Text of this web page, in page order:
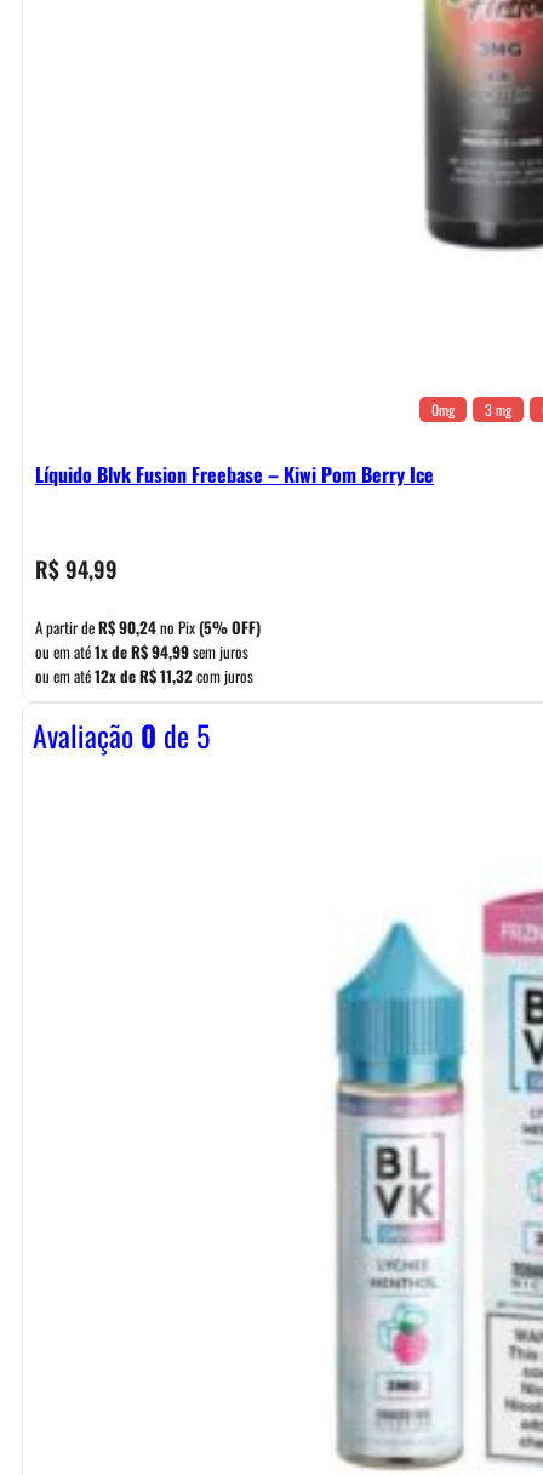
0mg 3 mg
Líquido Blvk Fusion Freebase – Kiwi Pom Berry Ice
R$94,99
A partir deR$90,24no Pix(5% OFF)
ou em até1x deR$94,99sem juros
ou em até12x deR$11,32com juros
Avaliação0 de 5